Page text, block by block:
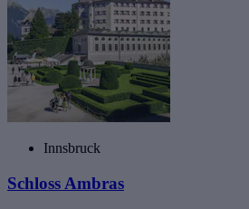
Innsbruck
Schloss Ambras